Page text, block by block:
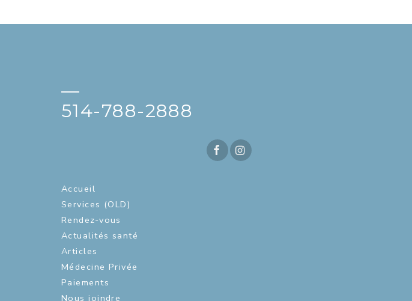
—
514-788-2888
Accueil
Services (OLD)
Rendez-vous
Actualités santé
Articles
Médecine Privée
Paiements
Nous joindre